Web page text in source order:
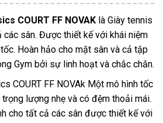
COURT FF NOVAK là Giày tennis
các sân. Được thiết kế với khái niệm
Hoàn hảo cho mặt sân và cả tập
Gym bởi sự linh hoạt và chắc chắn.
COURT FF NOVAk Một mô hình tốc
lượng nhẹ và có đệm thoải mái.
cho tất cả các sân được thiết kế với